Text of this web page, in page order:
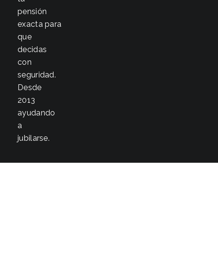
pensión
exacta para
que
decidas
con
seguridad.
Desde
2013
ayudando
a
jubilarse.